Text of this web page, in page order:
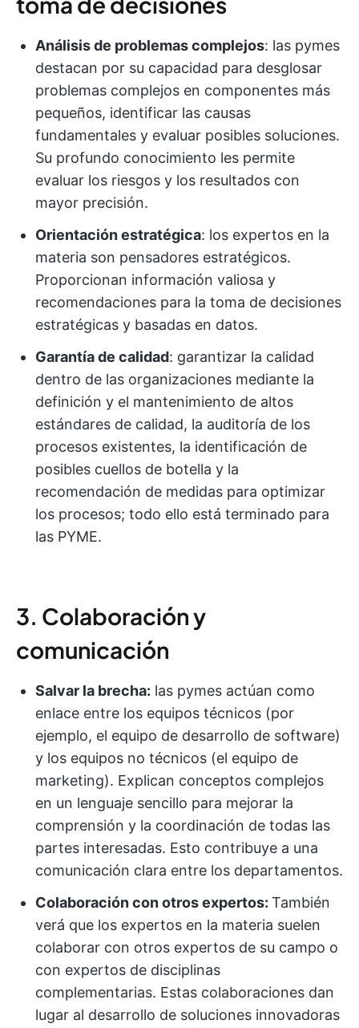
Análisis de problemas complejos: las pymes
destacan por su capacidad para desglosar
problemas complejos en componentes más
pequeños, identificar las causas
fundamentales y evaluar posibles soluciones.
Su profundo conocimiento les permite
evaluar los riesgos y los resultados con
mayor precisión.
Orientación estratégica: los expertos en la
materia son pensadores estratégicos.
Proporcionan información valiosa y
recomendaciones para la toma de decisiones
estratégicas y basadas en datos.
Garantía de calidad: garantizar la calidad
dentro de las organizaciones mediante la
definición y el mantenimiento de altos
estándares de calidad, la auditoría de los
procesos existentes, la identificación de
posibles cuellos de botella y la
recomendación de medidas para optimizar
los procesos; todo ello está terminado para
las PYME.
3. Colaboración y
comunicación
Salvar la brecha: las pymes actúan como
enlace entre los equipos técnicos (por
ejemplo, el equipo de desarrollo de software)
y los equipos no técnicos (el equipo de
marketing). Explican conceptos complejos
en un lenguaje sencillo para mejorar la
comprensión y la coordinación de todas las
partes interesadas. Esto contribuye a una
comunicación clara entre los departamentos.
Colaboración con otros expertos: También
verá que los expertos en la materia suelen
colaborar con otros expertos de su campo o
con expertos de disciplinas
complementarias. Estas colaboraciones dan
lugar al desarrollo de soluciones innovadoras